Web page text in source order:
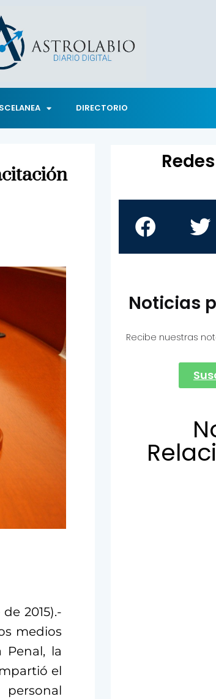
DIRECTORIO
2015).-
medios
Penal, la
el
Noticias
Recibe nuestras